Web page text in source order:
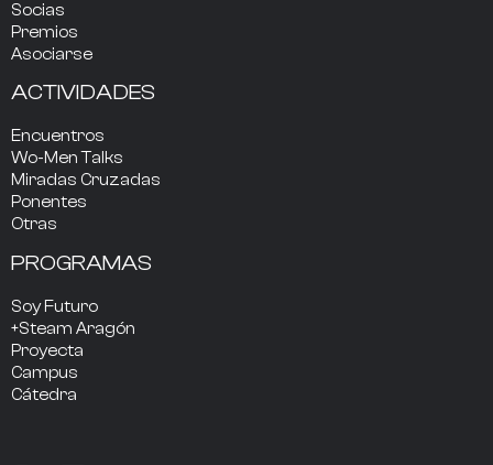
Socias
Premios
Asociarse
ACTIVIDADES
Encuentros
Wo-Men Talks
Miradas Cruzadas
Ponentes
Otras
PROGRAMAS
Soy Futuro
+Steam Aragón
Proyecta
Campus
Cátedra